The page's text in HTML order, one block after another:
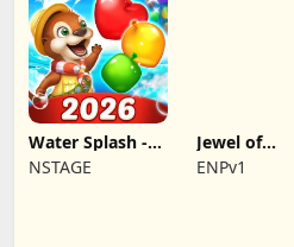
Water Splash -
Cool Match 3
NSTAGE
Jewel of
Pantheon
ENPv1